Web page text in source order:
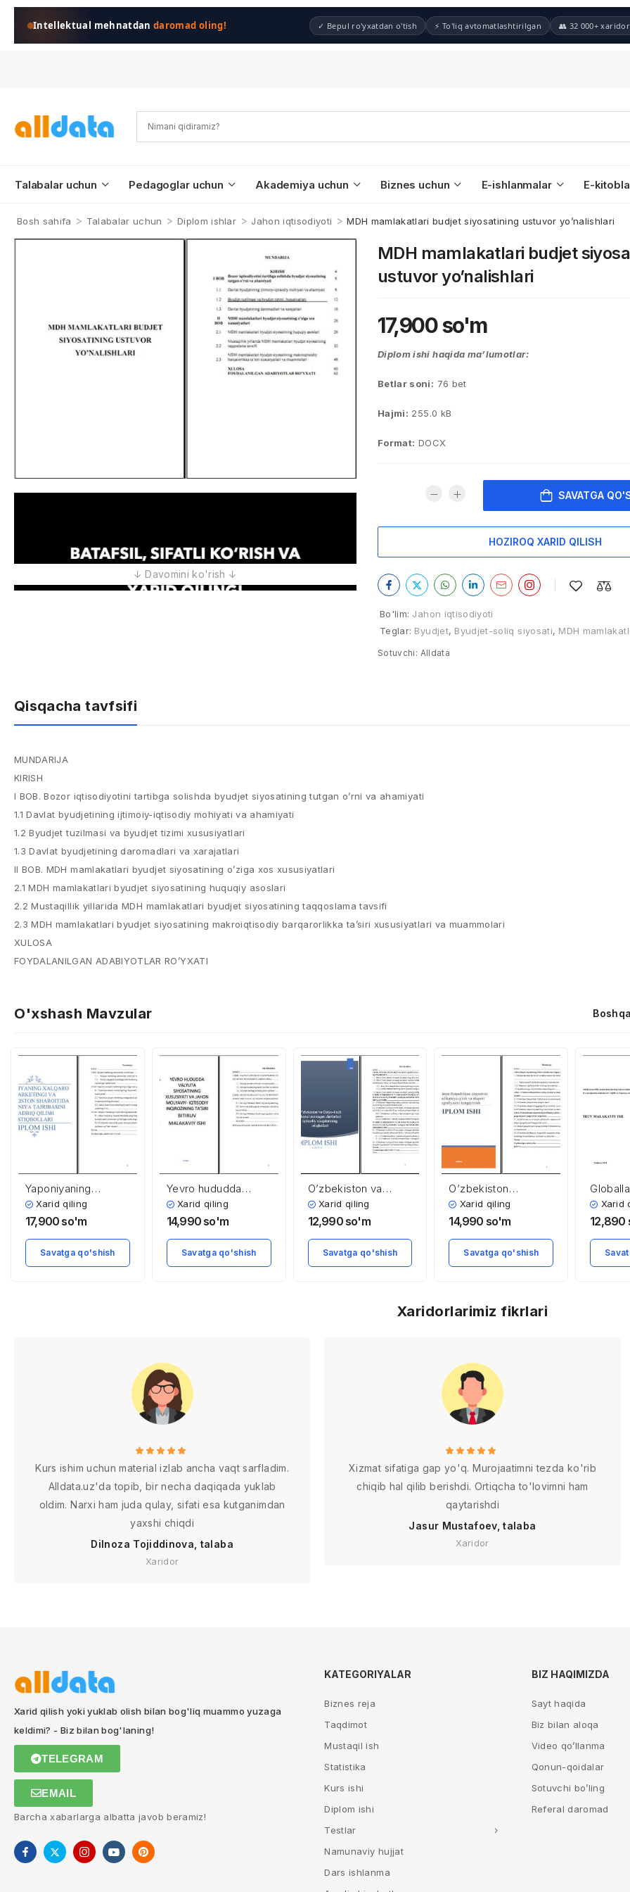
Intellektual mehnatdandaromad oling! ✓ Bepul ro'yxatdan o'tish ⚡ To'liq avtomatlashtirilgan 👥 32 000+ xaridor
Talabalar uchun Pedagoglar uchun Akademiya uchun Biznes uchun E-ishlanmalar E-
Bosh sahifa > Talabalar uchun > Diplom ishlar > Jahon iqtisodiyoti > MDH mamlakatlari budjet siyosatining ustuvor yo’nalishlari
MDH mamlakatlari budjet
ustuvor yo’nalishlari
17,900so'm
Diplom ishi haqida ma’lumotlar:
Betlar soni: 76 bet
Hajmi: 255.0 kB
Format: DOCX
SAVATGA
HOZIROQ XARID QILISH
Bo'lim: Jahon iqtisodiyoti
Teglar: Byudjet, Byudjet-soliq siyosati, MDH
Sotuvchi: Alldata
Qisqacha tavfsifi
MUNDARIJA
KIRISH
I BOB. Bozor iqtisodiyotini tartibga solishda byudjet siyosatining tutgan o’rni va ahamiyati
1.1 Davlat byudjetining ijtimоiy-iqtisоdiy mоhiyati va ahamiyati
1.2 Byudjet tuzilmasi va byudjet tizimi xususiyatlari
1.3 Davlat byudjetining darоmadlari va хarajatlari
II BOB. MDH mamlakatlari byudjet siyosatining o’ziga xos xususiyatlari
2.1 MDH mamlakatlari byudjet siyosatining huquqiy asoslari
2.2 Mustaqillik yillarida MDH mamlakatlari byudjet siyosatining taqqoslama tavsifi
2.3 MDH mamlakatlari byudjet siyosatining makroiqtisodiy barqarorlikka ta’siri xususiyatlari va muammolari
XULOSA
FOYDALANILGAN ADABIYOTLAR RO’YXATI
O'xshash Mavzular
Yaponiyaning
xalqaro marketingi
va O’zbekiston
tajribasini tadbiq
qilish istiqbollari
Xarid qiling
17,900 so'm
Savatga qo'shish
Yevro hududda
valyuta siyosatining
xususiyati va jahon
inqirozining ta’siri
Xarid qiling
14,990 so'm
Savatga qo'shish
O’zbekiston va
Osiyo-tinch okeani
mintaqasi davlatlari
aloqalarining
istiqbollari
Xarid qiling
12,990 so'm
Savatga qo'shish
O’zbekistоn
Respublikаsi
eksportini
va eksport
geografiyasini
Xarid qiling
14,990 so'm
Savatga qo'shish
roli va
Xarid
12,890
Xaridorlarimiz fikrlari
Kurs ishim uchun material izlab ancha vaqt sarfladim.
Alldata.uz'da topib, bir necha daqiqada yuklab
oldim. Narxi ham juda qulay, sifati esa kutganimdan
yaxshi chiqdi
Dilnoza Tojiddinova, talaba
Xaridor
Xizmat sifatiga gap yo'q. Murojaatimni tezda ko'rib
chiqib hal qilib berishdi. Ortiqcha to'lovimni ham
qaytarishdi
Jasur Mustafoev, talaba
Xaridor
Xarid qilish yoki yuklab olish bilan bog'liq muammo yuzaga
keldimi? - Biz bilan bog'laning!
TELEGRAM
EMAIL
Barcha xabarlarga albatta javob beramiz!
KATEGORIYALAR
Biznes reja
Taqdimot
Mustaqil ish
Statistika
Kurs ishi
Diplom ishi
Testlar
Namunaviy hujjat
Dars ishlanma
BIZ HAQIMIZDA
Sayt haqida
Biz bilan aloqa
Video qo’llanma
Qonun-qoidalar
Sotuvchi bo’ling
Referal daromad